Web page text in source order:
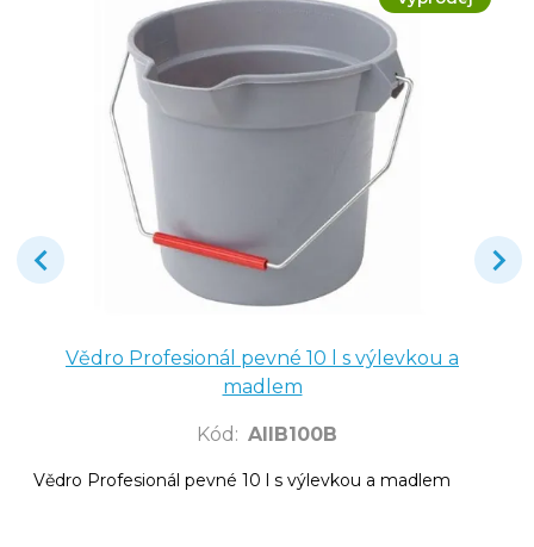
Vědro Profesionál pevné 10 l s výlevkou a
madlem
Kód : AllB100B
Vědro Profesionál pevné 10 l s výlevkou a madlem